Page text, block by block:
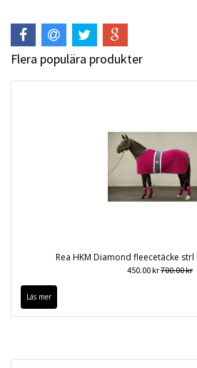
Flera populära produkter
Rea HKM Diamond fleecetäcke
450.00 kr700.00 kr
Läs mer